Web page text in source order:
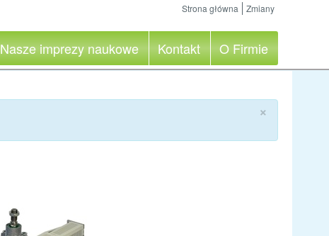
Strona główna Zmiany
Nasze imprezy naukowe Kontakt O Firmie
×